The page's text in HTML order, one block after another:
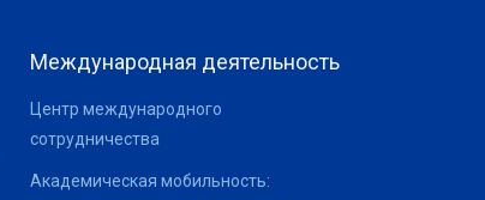
Международная деятельность
Центр международного
сотрудничества
Академическая мобильность: